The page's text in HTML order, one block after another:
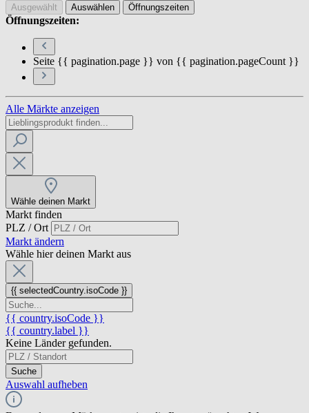
Ausgewählt Auswählen Öffnungszeiten
Öffnungszeiten:
Seite {{ pagination.page }} von {{ pagination.pageCount }}
Alle Märkte anzeigen
Wähle deinen Markt
Markt finden
PLZ / Ort
Markt ändern
Wähle hier deinen Markt aus
{{ selectedCountry.isoCode }}
{{ country.isoCode }}
{{ country.label }}
Keine Länder gefunden.
Suche
Auswahl aufheben